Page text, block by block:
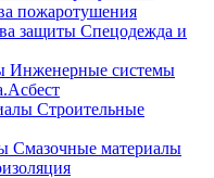
пожаротушения
Спецодежда и
Инженерные системы
Строительные
Смазочные материалы